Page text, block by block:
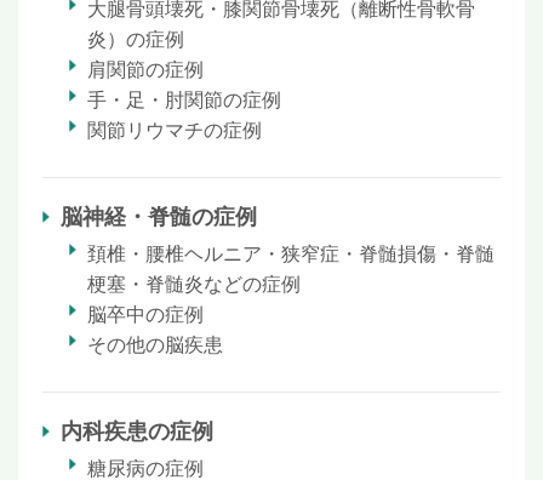
大腿骨頭壊死・膝関節骨壊死（離断性骨軟骨
炎）の症例
肩関節の症例
手・足・肘関節の症例
関節リウマチの症例
脳神経・脊髄の症例
頚椎・腰椎ヘルニア・狭窄症・脊髄損傷・脊髄
梗塞・脊髄炎などの症例
脳卒中の症例
その他の脳疾患
内科疾患の症例
糖尿病の症例